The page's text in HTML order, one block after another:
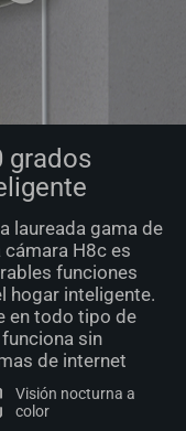
grados
laureada gama de
cámara H8c es
funciones
hogar inteligente.
en todo tipo de
sin
de internet
Visión nocturna a
color